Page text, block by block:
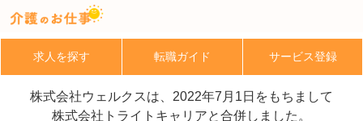
求人を探す 転職ガイド サービス登録
株式会社ウェルクスは、2022年7月1日をもちまして
株式会社トライトキャリアと合併しました。